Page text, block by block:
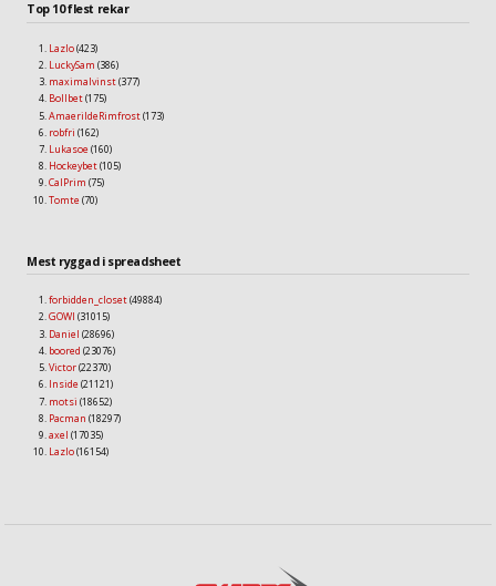
Top 10 flest rekar
Lazlo(423)
LuckySam (386)
maximalvinst(377)
Bollbet(175)
AmaerildeRimfrost(173)
robfri (162)
Lukasoe (160)
Hockeybet(105)
CalPrim (75)
Tomte (70)
Mest ryggad i spreadsheet
forbidden_closet(49884)
GOWI (31015)
Daniel (28696)
boored (23076)
Victor(22370)
Inside (21121)
motsi (18652)
Pacman (18297)
axel (17035)
Lazlo(16154)